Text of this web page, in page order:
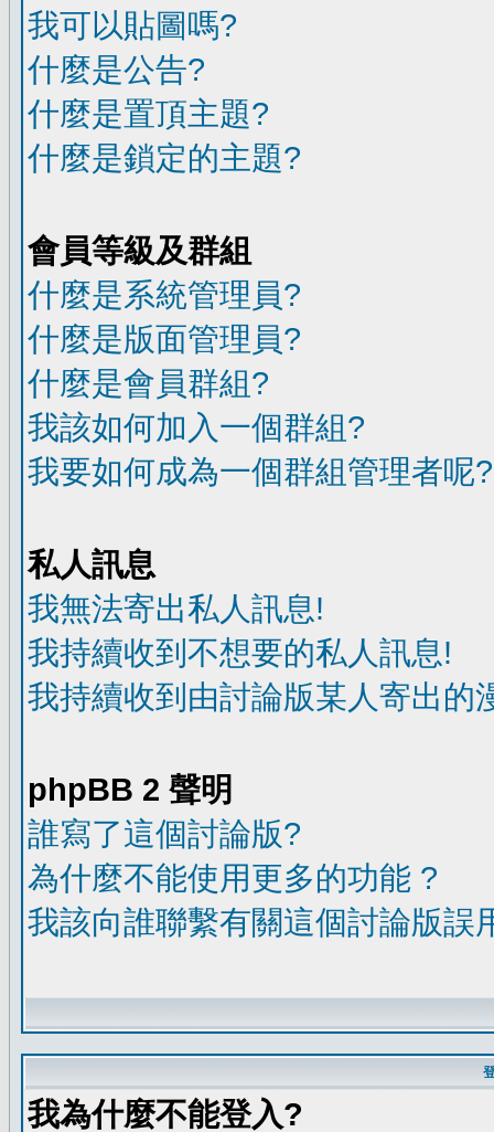
我可以貼圖嗎?
什麼是公告?
什麼是置頂主題?
什麼是鎖定的主題?
會員等級及群組
什麼是系統管理員?
什麼是版面管理員?
什麼是會員群組?
我該如何加入一個群組?
我要如何成為一個群組管理者呢?
私人訊息
我無法寄出私人訊息!
我持續收到不想要的私人訊息!
我持續收到由討論版某人寄出的
phpBB 2 聲明
誰寫了這個討論版?
為什麼不能使用更多的功能 ?
我該向誰聯繫有關這個討論版誤
我為什麼不能登入?